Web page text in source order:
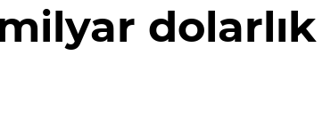
dolarlık